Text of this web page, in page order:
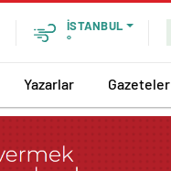
İSTANBUL
°
Yazarlar Gazeteler